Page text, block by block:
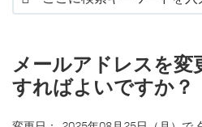
メールアドレスを変
すればよいですか？